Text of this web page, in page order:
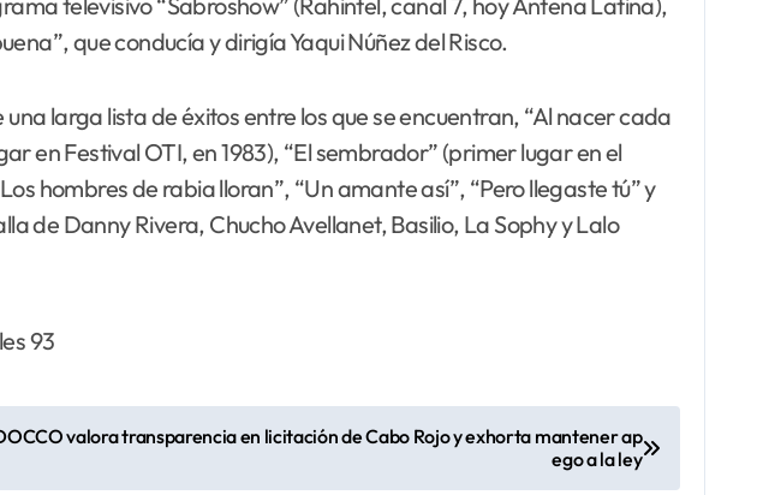
que conducía y dirigía Yaqui Núñez del Risco.
larga lista de éxitos entre los que se encuentran, “Al nacer cada
en Festival OTI, en 1983), “El sembrador” (primer lugar en el
hombres de rabia lloran”, “Un amante así”, “Pero llegaste tú” y
de Danny Rivera, Chucho Avellanet, Basilio, La Sophy y Lalo
93
valora transparencia en licitación de Cabo Rojo y exhorta mantener ap
ego a la ley